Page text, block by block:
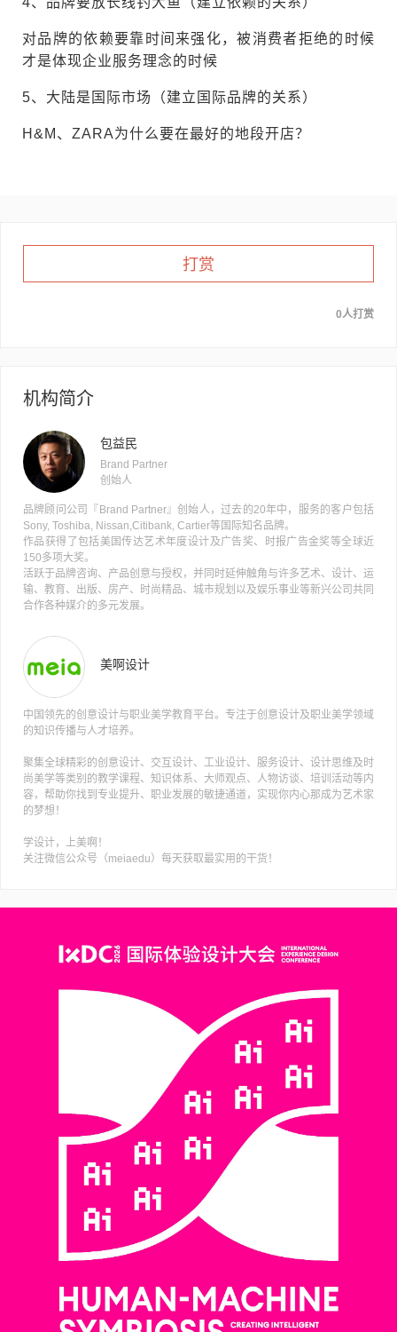
对品牌的依赖要靠时间来强化，被消费者拒绝的时候
才是体现企业服务理念的时候
5、大陆是国际市场（建立国际品牌的关系）
H&M、ZARA为什么要在最好的地段开店？
打赏
0人打赏
机构简介
包益民
Brand Partner
创始人
品牌顾问公司『Brand Partner』创始人，过去的20年中，服务的客户包括
Sony, Toshiba, Nissan,Citibank, Cartier等国际知名品牌。
作品获得了包括美国传达艺术年度设计及广告奖、时报广告金奖等全球近
150多项大奖。
活跃于品牌咨询、产品创意与授权，并同时延伸触角与许多艺术、设计、运
输、教育、出版、房产、时尚精品、城市规划以及娱乐事业等新兴公司共同
合作各种媒介的多元发展。
美啊设计
中国领先的创意设计与职业美学教育平台。专注于创意设计及职业美学领域
的知识传播与人才培养。
聚集全球精彩的创意设计、交互设计、工业设计、服务设计、设计思维及时
尚美学等类别的教学课程、知识体系、大师观点、人物访谈、培训活动等内
容，帮助你找到专业提升、职业发展的敏捷通道，实现你内心那成为艺术家
的梦想！
学设计，上美啊！
关注微信公众号（meiaedu）每天获取最实用的干货！